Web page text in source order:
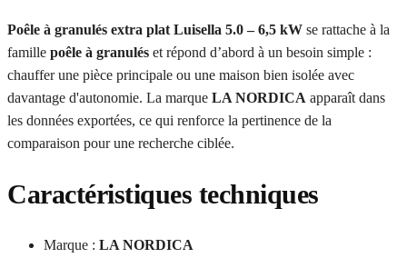
Poêle à granulés extra plat Luisella 5.0 – 6,5 kW se rattache à la
famille poêle à granulés et répond d’abord à un besoin simple :
chauffer une pièce principale ou une maison bien isolée avec
davantage d'autonomie. La marque LA NORDICA apparaît dans
les données exportées, ce qui renforce la pertinence de la
comparaison pour une recherche ciblée.
Caractéristiques techniques
Marque : LA NORDICA